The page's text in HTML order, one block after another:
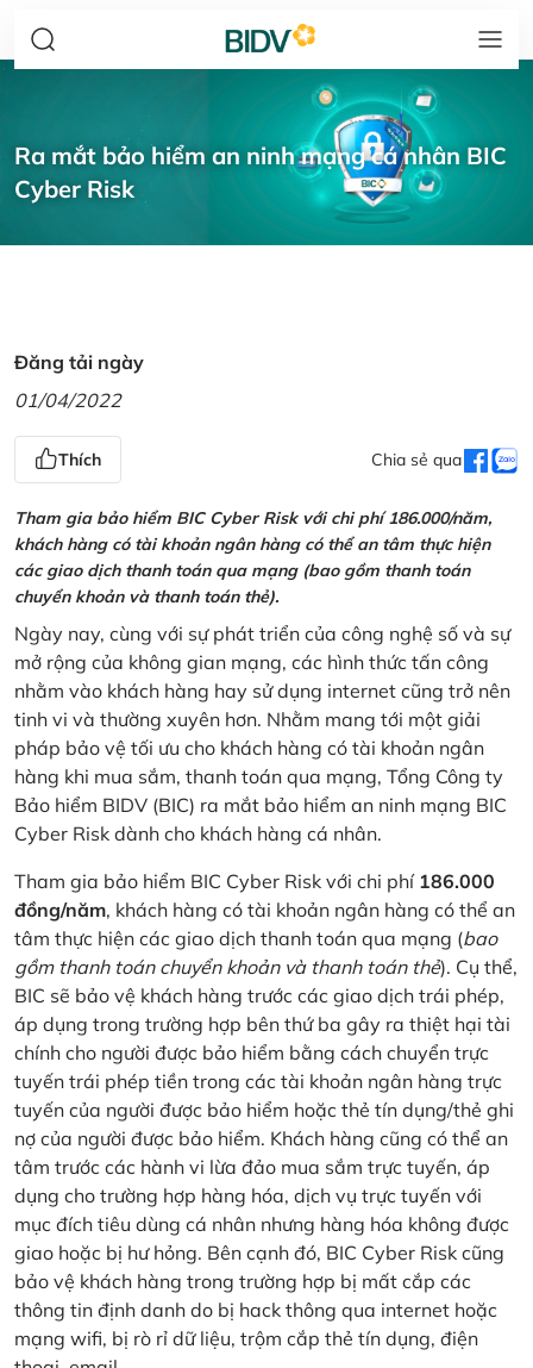
Ra mắt bảo hiểm an ninh mạng cá nhân BIC
Cyber Risk
Đăng tải ngày
01/04/2022
Thích Chia sẻ qua
Tham gia bảo hiểm BIC Cyber Risk với chi phí 186.000/năm,
khách hàng có tài khoản ngân hàng có thể an tâm thực hiện
các giao dịch thanh toán qua mạng (bao gồm thanh toán
chuyển khoản và thanh toán thẻ).
Ngày nay, cùng với sự phát triển của công nghệ số và sự
mở rộng của không gian mạng, các hình thức tấn công
nhằm vào khách hàng hay sử dụng internet cũng trở nên
tinh vi và thường xuyên hơn. Nhằm mang tới một giải
pháp bảo vệ tối ưu cho khách hàng có tài khoản ngân
hàng khi mua sắm, thanh toán qua mạng, Tổng Công ty
Bảo hiểm BIDV (BIC) ra mắt bảo hiểm an ninh mạng BIC
Cyber Risk dành cho khách hàng cá nhân.
Tham gia bảo hiểm BIC Cyber Risk với chi phí 186.000
đồng/năm, khách hàng có tài khoản ngân hàng có thể an
tâm thực hiện các giao dịch thanh toán qua mạng (bao
gồm thanh toán chuyển khoản và thanh toán thẻ). Cụ thể,
BIC sẽ bảo vệ khách hàng trước các giao dịch trái phép,
áp dụng trong trường hợp bên thứ ba gây ra thiệt hại tài
chính cho người được bảo hiểm bằng cách chuyển trực
tuyến trái phép tiền trong các tài khoản ngân hàng trực
tuyến của người được bảo hiểm hoặc thẻ tín dụng/thẻ ghi
nợ của người được bảo hiểm. Khách hàng cũng có thể an
tâm trước các hành vi lừa đảo mua sắm trực tuyến, áp
dụng cho trường hợp hàng hóa, dịch vụ trực tuyến với
mục đích tiêu dùng cá nhân nhưng hàng hóa không được
giao hoặc bị hư hỏng. Bên cạnh đó, BIC Cyber Risk cũng
bảo vệ khách hàng trong trường hợp bị mất cắp các
thông tin định danh do bị hack thông qua internet hoặc
mạng wifi, bị rò rỉ dữ liệu, trộm cắp thẻ tín dụng, điện